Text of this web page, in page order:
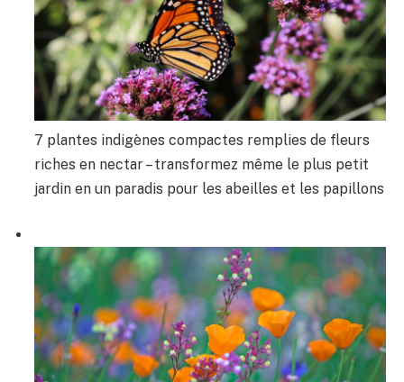
7 plantes indigènes compactes remplies de fleurs
riches en nectar – transformez même le plus petit
jardin en un paradis pour les abeilles et les papillons